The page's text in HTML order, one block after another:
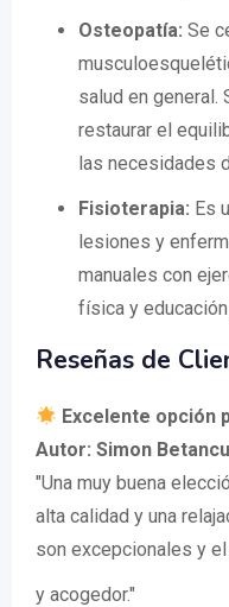
Osteopatía: Se
salud en general.
restaurar el
las necesidades
Fisioterapia: Es
lesiones y
manuales con
física y
Reseñas de
Excelente opción
Autor: Simon
"Una muy buena
alta calidad y una
son excepcionales y
y acogedor."